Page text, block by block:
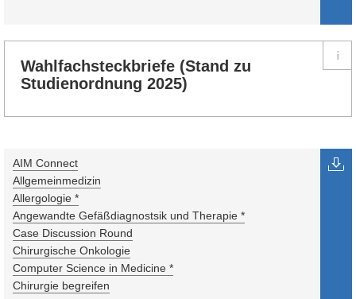
Wahlfachsteckbriefe (Stand zu
Studienordnung 2025)
AIM Connect
Allgemeinmedizin
Allergologie *
Angewandte Gefäßdiagnostsik und Therapie *
Case Discussion Round
Chirurgische Onkologie
Computer Science in Medicine *
Chirurgie begreifen